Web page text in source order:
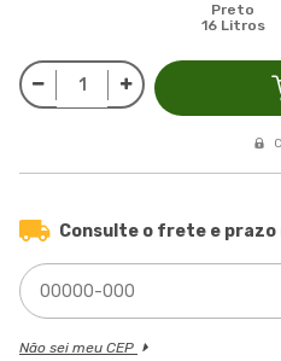
Preto
16 Litros
Consulte o frete e prazo
Não sei meu CEP